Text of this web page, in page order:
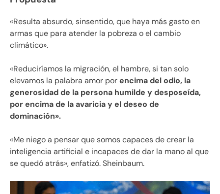
«Resulta absurdo, sinsentido, que haya más gasto en
armas que para atender la pobreza o el cambio
climático».
«Reduciríamos la migración, el hambre, si tan solo
elevamos la palabra amor porencima del odio, la
generosidad de la persona humilde y desposeída,
por encima de la avaricia y el deseo de
dominación».
«Me niego a pensar que somos capaces de crear la
inteligencia artificial e incapaces de dar la mano al que
se quedó atrás», enfatizó. Sheinbaum.